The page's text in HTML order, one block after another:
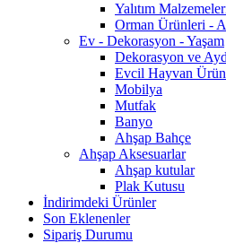
Yalıtım
Orman Ürünleri -
Ev - Dekorasyon - Yaşam
Dekorasyon ve
Evcil Hayvan
Mobilya
Mutfak
Banyo
Ahşap Bahçe
Ahşap Aksesuarlar
Ahşap kutular
Plak Kutusu
İndirimdeki Ürünler
Son Eklenenler
Sipariş Durumu